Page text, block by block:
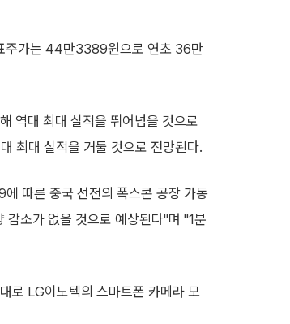
주가는 44만3389원으로 연초 36만
역대 최대 실적을 뛰어넘을 것으로
최대 실적을 거둘 것으로 전망된다.
따른 중국 선전의 폭스콘 공장 가동
소가 없을 것으로 예상된다"며 "1분
로 LG이노텍의 스마트폰 카메라 모